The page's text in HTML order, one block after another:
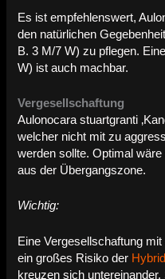
Es ist empfehlenswert,
den natürlichen
B. 3 M/7 W) zu pflegen.
W) ist auch machbar.
Vergesellschaftung
Aulonocara stuartgranti
welcher nicht mit zu
werden sollte. Optimal
aus der Übergangszone.
Wichtig:
Eine Vergesellschaftung
ein großes Risiko der
kreuzen sich